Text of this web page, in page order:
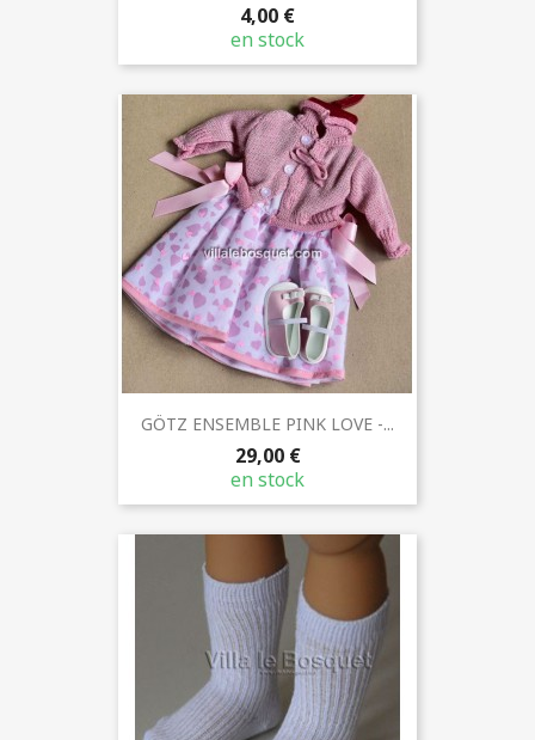
4,00 €
en stock
GÖTZ ENSEMBLE PINK LOVE -...
29,00 €
en stock